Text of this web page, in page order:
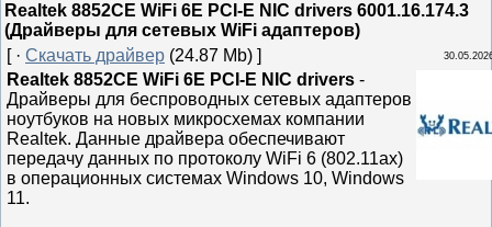
Realtek 8852CE WiFi 6E PCI-E NIC drivers 6001.16.174.3
(Драйверы для сетевых WiFi адаптеров)
[ · Скачать драйвер (24.87 Mb) ]
Realtek 8852CE WiFi 6E PCI-E NIC drivers -
Драйверы для беспроводных сетевых адаптеров
ноутбуков на новых микросхемах компании
Realtek. Данные драйвера обеспечивают
передачу данных по протоколу WiFi 6 (802.11ax)
в операционных системах Windows 10, Windows
11.